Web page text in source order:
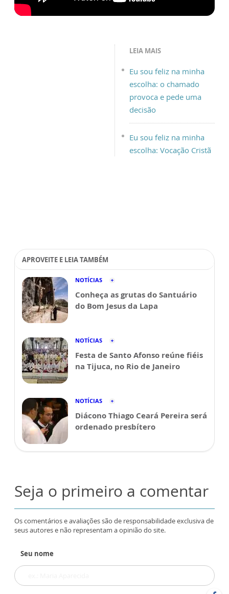
LEIA MAIS
Eu sou feliz na minha
escolha: o chamado
provoca e pede uma
decisão
Eu sou feliz na minha
escolha: Vocação Cristã
APROVEITE E LEIA TAMBÉM
NOTÍCIAS
Conheça as grutas do Santuário
do Bom Jesus da Lapa
NOTÍCIAS
Festa de Santo Afonso reúne fiéis
na Tijuca, no Rio de Janeiro
NOTÍCIAS
Diácono Thiago Ceará Pereira será
ordenado presbítero
Seja o primeiro a comentar
Os comentários e avaliações são de responsabilidade exclusiva de
seus autores e não representam a opinião do site.
Seu nome